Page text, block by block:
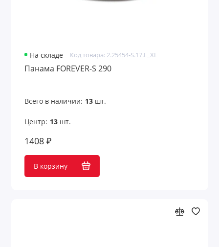
На складе Код товара: 2.25454-S.17.L_XL
Панама FOREVER-S 290
Всего в наличии: 13шт.
Центр: 13шт.
1408 ₽
В корзину